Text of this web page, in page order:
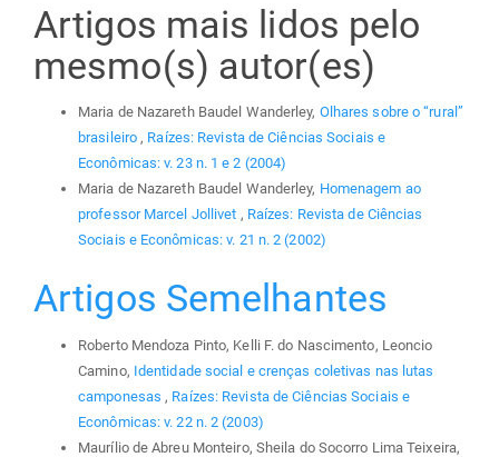
Artigos mais lidos pelo
mesmo(s) autor(es)
Maria de Nazareth Baudel Wanderley, Olhares sobre o “rural”
brasileiro, Raízes: Revista de Ciências Sociais e
Econômicas: v. 23 n. 1 e 2 (2004)
Maria de Nazareth Baudel Wanderley, Homenagem ao
professor Marcel Jollivet , Raízes: Revista de Ciências
Sociais e Econômicas: v. 21 n. 2 (2002)
Artigos Semelhantes
Roberto Mendoza Pinto, Kelli F. do Nascimento, Leoncio
Camino, Identidade social e crenças coletivas nas lutas
camponesas , Raízes: Revista de Ciências Sociais e
Econômicas: v. 22 n. 2 (2003)
Maurílio de Abreu Monteiro, Sheila do Socorro Lima Teixeira,